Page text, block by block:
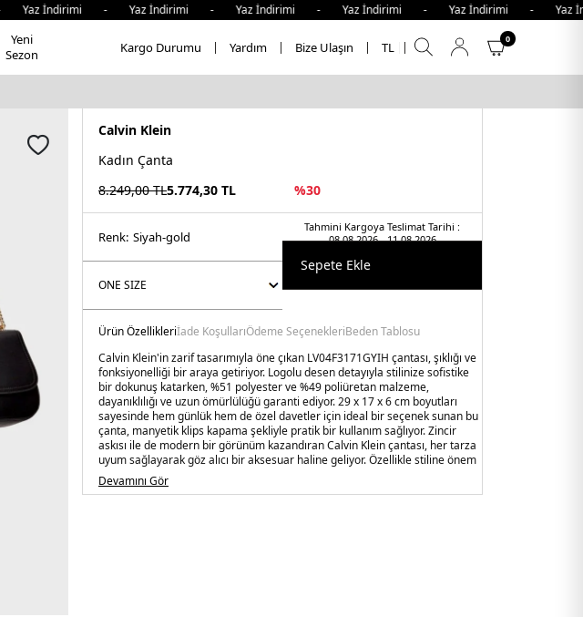
- Yaz İndirimi - Yaz İndirimi - Yaz İndirimi - Yaz İndirimi -
Yeni
Sezon
Kargo Durumu Yardım Bize Ulaşın TL
0
Calvin Klein
Kadın Çanta
8.249,00TL5.774,30 TL %30
Tahmini Kargoya Teslimat Tarihi :
08.08.2026 - 11.08.2026
Renk: si̇yah-gold
Sepete Ekle
Ürün Özellikleriİade KoşullarıÖdeme SeçenekleriBeden Tablosu
Calvin Klein'in zarif tasarımıyla öne çıkan LV04F3171GYIH çantası, şıklığı ve
fonksiyonelliği bir araya getiriyor. Logolu desen detayıyla stilinize sofistike
bir dokunuş katarken, %51 polyester ve %49 poliüretan malzeme,
dayanıklılığı ve uzun ömürlülüğü garanti ediyor. 29 x 17 x 6 cm boyutları
sayesinde hem günlük hem de özel davetler için ideal bir seçenek sunan bu
çanta, manyetik klips kapama şekliyle pratik bir kullanım sağlıyor. Zincir
askısı ile de modern bir görünüm kazandıran Calvin Klein çantası, her tarza
uyum sağlayarak göz alıcı bir aksesuar haline geliyor. Özellikle stiline önem
verenlerin favorisi olacak bu çanta, gardırobunuzun vazgeçilmez
parçalarından biri olmaya aday.
Devamını Gör